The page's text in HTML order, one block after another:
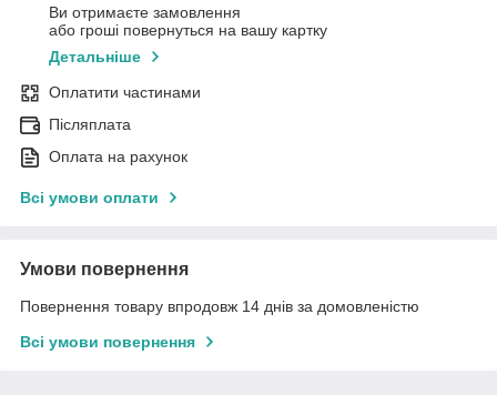
Ви отримаєте замовлення
або гроші повернуться на вашу картку
Детальніше
Оплатити частинами
Післяплата
Оплата на рахунок
Всі умови оплати
Умови повернення
Повернення товару впродовж 14 днів за домовленістю
Всі умови повернення